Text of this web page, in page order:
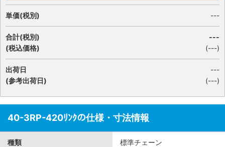
単価(税別) ---
合計(税別)
(税込価格)
---
(---)
出荷日
(参考出荷日)
---
(---)
40-3RP-420ﾘﾝｸの仕様・寸法情報
種類 標準チェーン